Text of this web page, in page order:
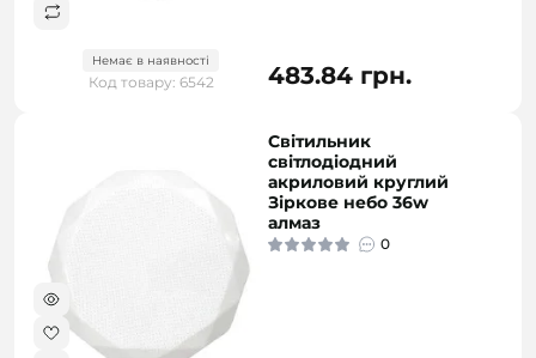
Немає в наявності
Код товару: 6542 483.84 грн.
Світильник
світлодіодний
акриловий круглий
Зіркове небо 36w
алмаз
0